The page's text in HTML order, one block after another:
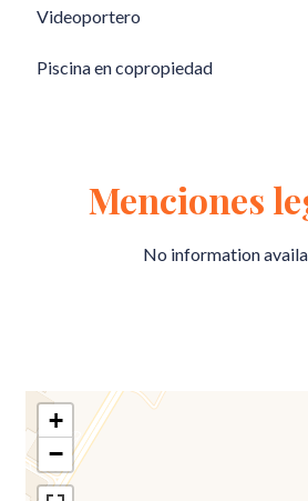
Videoportero
Piscina en copropiedad
Menciones
No information
+
−